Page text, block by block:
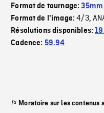
Format de tournage:35mm
Format de l'image:4/3,
Résolutions disponibles:
Cadence: 59.94
Moratoire sur les contenus